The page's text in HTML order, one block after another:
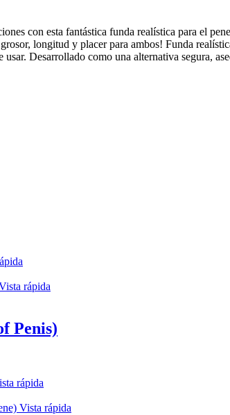
con esta fantástica funda realística para el
longitud y placer para ambos! Funda
Desarrollado como una alternativa segura,
rápida
Penis)
rápida
Vista rápida